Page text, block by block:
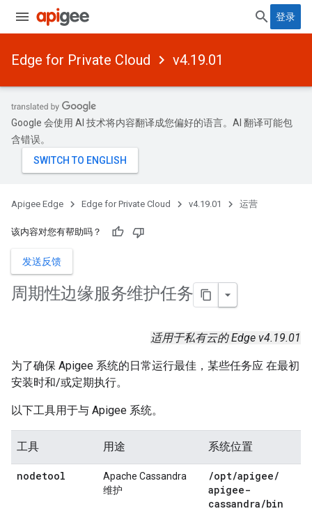
登录
Edge for Private Cloud v4.19.01
Google 会使用 AI 技术将内容翻译成您偏好的语言。AI 翻译可能包
含错误。
Apigee Edge Edge for Private Cloud v4.19.01 运营
该内容对您有帮助吗？
发送反馈
周期性边缘服务维护任务
适用于私有云的 Edge v4.19.01
为了确保 Apigee 系统的日常运行最佳，某些任务应 在最初
安装时和/或定期执行。
以下工具用于与 Apigee 系统。
工具 用途 系统位置
nodetool
Apache Cassandra
维护
/opt/apigee/
apigee-
cassandra/bin